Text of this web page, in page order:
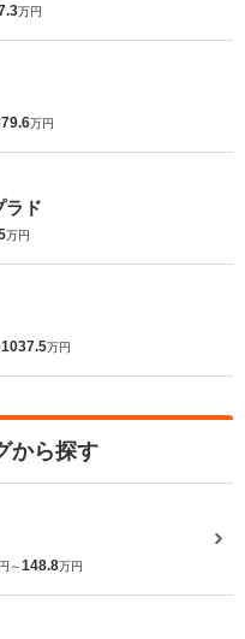
万円
万円
ラド
万円
1037.5万円
から探す
～148.8万円